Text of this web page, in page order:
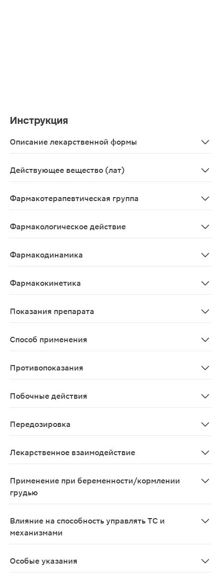
Инструкция
Описание лекарственной формы
Действующее вещество (лат)
Фармакотерапевтическая группа
Фармакологическое действие
Фармакодинамика
Фармакокинетика
Показания препарата
Способ применения
Противопоказания
Побочные действия
Передозировка
Лекарственное взаимодействие
Применение при беременности/кормлении
грудью
Влияние на способность управлять ТС и
механизмами
Особые указания